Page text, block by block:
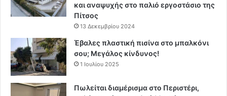
και αναψυχής στο παλιό εργοστάσιο της
Πίτσος
13 Δεκεμβρίου 2024
Έβαλες πλαστική πισίνα στο μπαλκόνι
σου; Μεγάλος κίνδυνος!
1 Ιουλίου 2025
Πωλείται διαμέρισμα στο Περιστέρι,